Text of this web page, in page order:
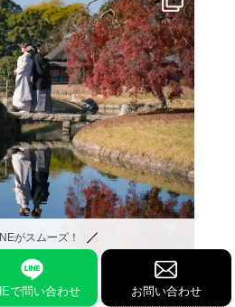
がスムーズ！
で問い合わせ お問い合わせ